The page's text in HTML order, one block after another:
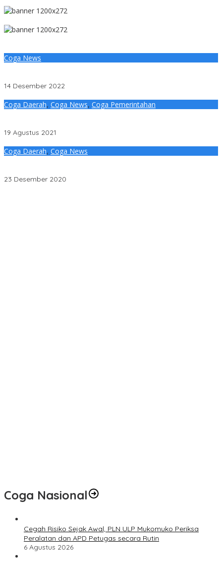
Coga News
14 Desember 2022
Coga Daerah, Coga News, Coga Pemerintahan
19 Agustus 2021
Coga Daerah, Coga News
23 Desember 2020
Coga Nasional
Cegah Risiko Sejak Awal, PLN ULP Mukomuko Periksa
Peralatan dan APD Petugas secara Rutin
6 Agustus 2026